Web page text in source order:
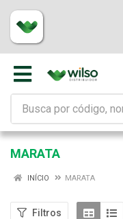
MARATA
INÍCIO MARATA
Filtros